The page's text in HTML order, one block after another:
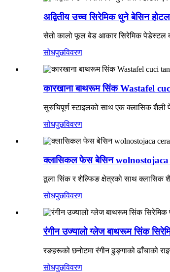
अद्वितीय उच्च सिरेमिक धुने बेसिन
सेतो कालो फूल बेड आकार सिरेमिक पेडेस्टल
सोधपुछविवरण
कारखाना बाथरूम सिंक Wastafel
सुरुचिपूर्ण स्टाइलको साथ एक क्लासिक
सोधपुछविवरण
क्लासिकल फेस बेसिन wolnostojaca
ठूला सिंक र शेल्फिङ क्षेत्रको साथ क्लासिक
सोधपुछविवरण
रंगीन उज्यालो ग्लेज बाथरूम सिंक
रङहरूको छनोटमा रंगीन ढुङ्गाको ढाँचाको
सोधपुछविवरण